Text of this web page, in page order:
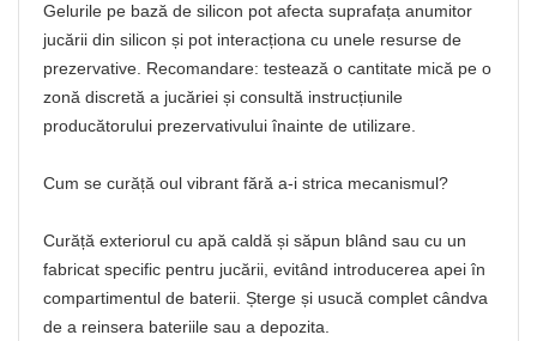
Gelurile pe bază de silicon pot afecta suprafața anumitor
jucării din silicon și pot interacționa cu unele resurse de
prezervative. Recomandare: testează o cantitate mică pe o
zonă discretă a jucăriei și consultă instrucțiunile
producătorului prezervativului înainte de utilizare.
Cum se curăță oul vibrant fără a-i strica mecanismul?
Curăță exteriorul cu apă caldă și săpun blând sau cu un
fabricat specific pentru jucării, evitând introducerea apei în
compartimentul de baterii. Șterge și usucă complet cândva
de a reinsera bateriile sau a depozita.